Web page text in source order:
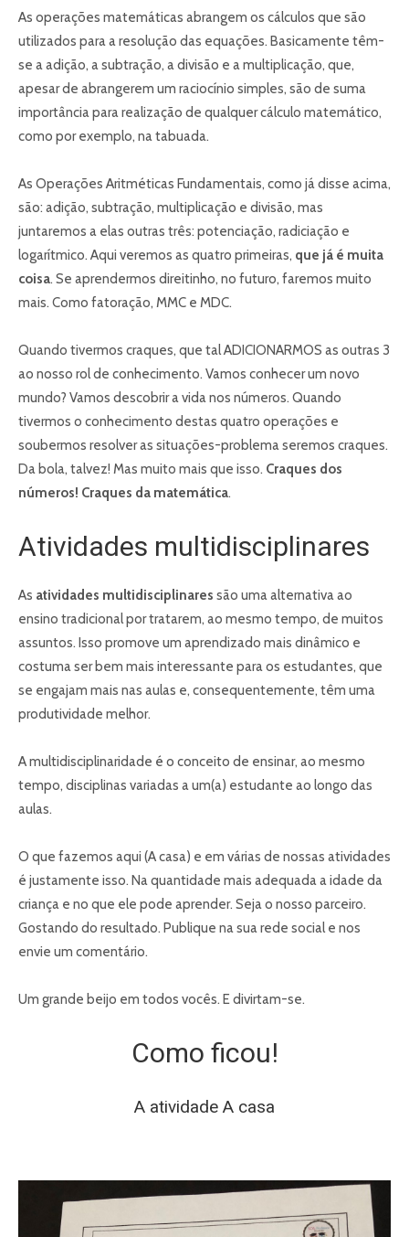
As operações matemáticas abrangem os cálculos que são
utilizados para a resolução das equações. Basicamente têm-
se a adição, a subtração, a divisão e a multiplicação, que,
apesar de abrangerem um raciocínio simples, são de suma
importância para realização de qualquer cálculo matemático,
como por exemplo, na tabuada.
As Operações Aritméticas Fundamentais, como já disse acima,
são: adição, subtração, multiplicação e divisão, mas
juntaremos a elas outras três: potenciação, radiciação e
logarítmico. Aqui veremos as quatro primeiras, que já é muita
coisa. Se aprendermos direitinho, no futuro, faremos muito
mais. Como fatoração, MMC e MDC.
Quando tivermos craques, que tal ADICIONARMOS as outras 3
ao nosso rol de conhecimento. Vamos conhecer um novo
mundo? Vamos descobrir a vida nos números. Quando
tivermos o conhecimento destas quatro operações e
soubermos resolver as situações-problema seremos craques.
Da bola, talvez! Mas muito mais que isso. Craques dos
números! Craques da matemática.
Atividades multidisciplinares
As atividades multidisciplinares são uma alternativa ao
ensino tradicional por tratarem, ao mesmo tempo, de muitos
assuntos. Isso promove um aprendizado mais dinâmico e
costuma ser bem mais interessante para os estudantes, que
se engajam mais nas aulas e, consequentemente, têm uma
produtividade melhor.
A multidisciplinaridade é o conceito de ensinar, ao mesmo
tempo, disciplinas variadas a um(a) estudante ao longo das
aulas.
O que fazemos aqui (A casa) e em várias de nossas atividades
é justamente isso. Na quantidade mais adequada a idade da
criança e no que ele pode aprender. Seja o nosso parceiro.
Gostando do resultado. Publique na sua rede social e nos
envie um comentário.
Um grande beijo em todos vocês. E divirtam-se.
Como ficou!
A atividade A casa